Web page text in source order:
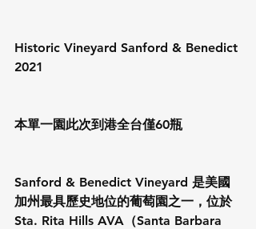
Historic Vineyard Sanford & Benedict
2021
本單一園此次到港全台僅60瓶
Sanford & Benedict Vineyard 是美國
加州最具歷史地位的葡萄園之一，位於
Sta. Rita Hills AVA（Santa Barbara